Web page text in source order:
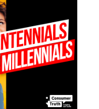
Estrategias Con Calle
Tendencias en
Industrias y Nueva
Calle